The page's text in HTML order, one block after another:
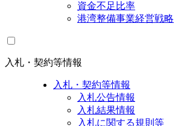
資金不足比率
港湾整備事業経営戦略
入札・契約等情報
入札・契約等情報
入札公告情報
入札結果情報
入札に関する規則等